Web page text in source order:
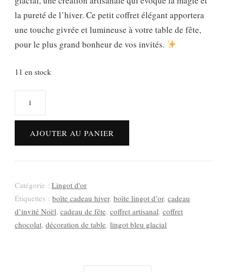
la pureté de l’hiver. Ce petit coffret élégant apportera
une touche givrée et lumineuse à votre table de fête,
pour le plus grand bonheur de vos invités.
11 en stock
Joyeuses
Fêtes
AJOUTER AU PANIER
Catégorie : Lingot d'or
Étiquettes : boîte cadeau hiver, boîte lingot d’or, cadeau
d’invité Noël, cadeau de fête, coffret artisanal, coffret
chocolat, décoration de table, lingot bleu glacial